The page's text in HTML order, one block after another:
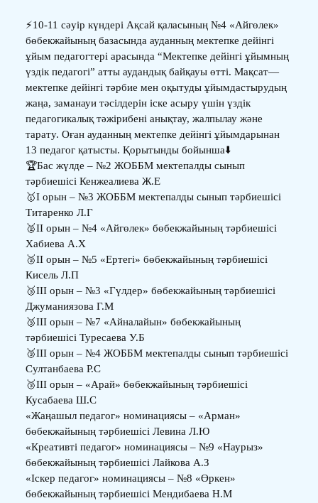
⚡️10-11 сәуір күндері Ақсай қаласының №4 «Айгөлек»
бөбекжайының базасында ауданның мектепке дейінгі
ұйым педагогтері арасында “Мектепке дейінгі ұйымның
үздік педагогі” атты аудандық байқауы өтті. Мақсат—
мектепке дейінгі тәрбие мен оқытуды ұйымдастырудың
жаңа, заманауи тәсілдерін іске асыру үшін үздік
педагогикалық тәжірибені анықтау, жалпылау және
тарату. Оған ауданның мектепке дейінгі ұйымдарынан
13 педагог қатысты. Қорытынды бойынша⬇️
🏆Бас жүлде – №2 ЖОББМ мектепалды сынып
тәрбиешісі Кенжеалиева Ж.Е
🥇І орын – №3 ЖОББМ мектепалды сынып тәрбиешісі
Титаренко Л.Г
🥈ІІ орын – №4 «Айгөлек» бөбекжайының тәрбиешісі
Хабиева А.Х
🥈ІІ орын – №5 «Ертегі» бөбекжайының тәрбиешісі
Кисель Л.П
🥉ІІІ орын – №3 «Гүлдер» бөбекжайының тәрбиешісі
Джуманиязова Г.М
🥉ІІІ орын – №7 «Айналайын» бөбекжайының
тәрбиешісі Туресаева У.Б
🥉ІІІ орын – №4 ЖОББМ мектепалды сынып тәрбиешісі
Султанбаева Р.С
🥉ІІІ орын – «Арай» бөбекжайының тәрбиешісі
Кусабаева Ш.С
«Жаңашыл педагог» номинациясы – «Арман»
бөбекжайының тәрбиешісі Левина Л.Ю
«Креативті педагог» номинациясы – №9 «Наурыз»
бөбекжайының тәрбиешісі Лайкова А.З
«Іскер педагог» номинациясы – №8 «Өркен»
бөбекжайының тәрбиешісі Мендибаева Н.М